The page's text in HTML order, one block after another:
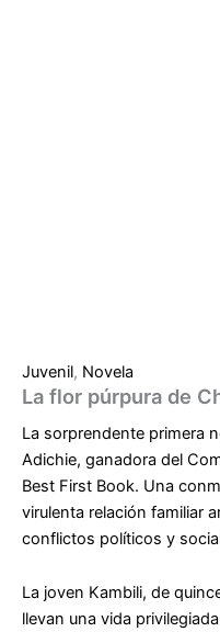
Juvenil, Novela
La flor púrpura de
La sorprendente primera
Adichie, ganadora del
Best First Book. Una
virulenta relación familiar
conflictos políticos y
La joven Kambili, de
llevan una vida